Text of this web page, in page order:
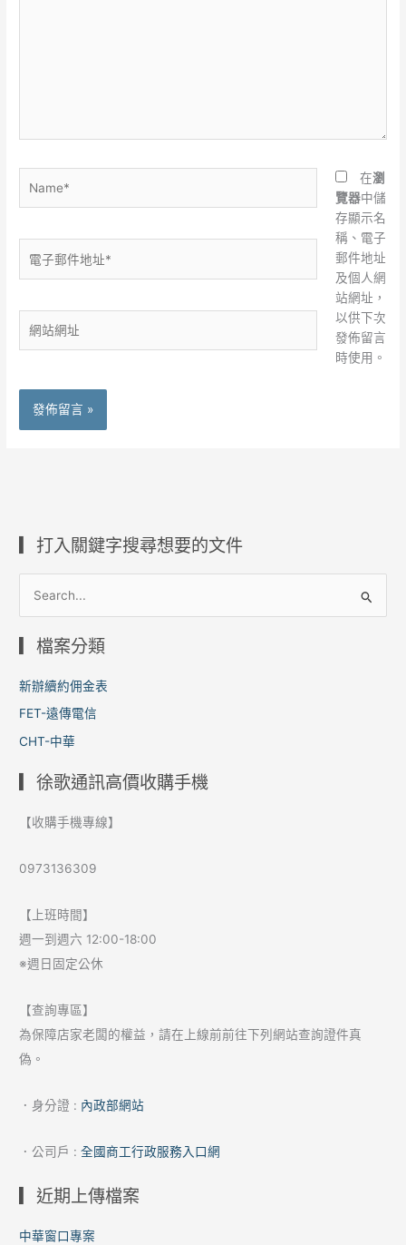
子
件
地
址
站
在瀏
覽器中儲
存顯示名
稱、電子
郵件地址
及個人網
站網址，
以供下次
發佈留言
時使用。
▎打入關鍵字搜尋想要的文件
字
:
▎檔案分類
新辦續約佣金表
FET-遠傳電信
CHT-中華
▎徐歌通訊高價收購手機
【收購手機專線】
0973136309
【上班時間】
週一到週六 12:00-18:00
※週日固定公休
【查詢專區】
為保障店家老闆的權益，請在上線前前往下列網站查詢證件真
偽。
．身分證 : 內政部網站
．公司戶 :全國商工行政服務入口網
▎近期上傳檔案
中華窗口專案